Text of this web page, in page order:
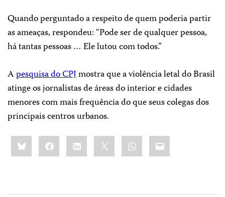
Quando perguntado a respeito de quem poderia partir
as ameaças, respondeu: “Pode ser de qualquer pessoa,
há tantas pessoas … Ele lutou com todos.”
Apesquisa do CPJmostra que a violência letal do Brasil
atinge os jornalistas de áreas do interior e cidades
menores com mais frequência do que seus colegas dos
principais centros urbanos.
Share
this:BlueskyFacebookLinkedIn WhatsApp
Email